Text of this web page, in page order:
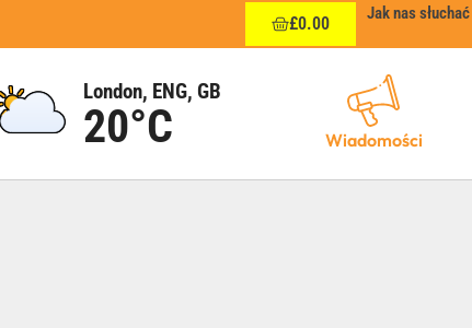
£0.00 Jak nas słuchać
London, ENG, GB
20°C Wiadomości